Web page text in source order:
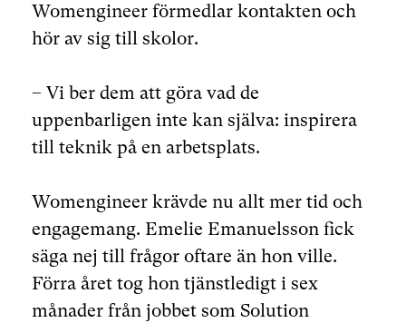
Womengineer förmedlar kontakten och
hör av sig till skolor.
– Vi ber dem att göra vad de
uppenbarligen inte kan själva: inspirera
till teknik på en arbetsplats.
Womengineer krävde nu allt mer tid och
engagemang. Emelie Emanuelsson fick
säga nej till frågor oftare än hon ville.
Förra året tog hon tjänstledigt i sex
månader från jobbet som Solution